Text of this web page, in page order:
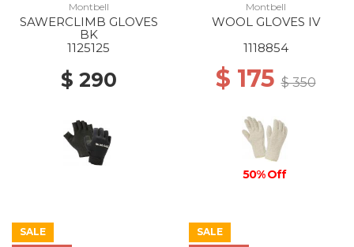
Montbell
SAWERCLIMB GLOVES
BK
1125125
$ 290
Montbell
WOOL GLOVES IV
1118854
$ 175$ 350
50% Off
SALE
SALE